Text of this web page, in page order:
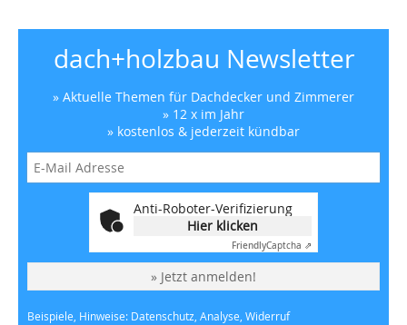
dach+holzbau Newsletter
» Aktuelle Themen für Dachdecker und Zimmerer
» 12 x im Jahr
» kostenlos & jederzeit kündbar
Anti-Roboter-Verifizierung
Hier klicken
FriendlyCaptcha ⇗
» Jetzt anmelden!
Beispiele, Hinweise: Datenschutz, Analyse, Widerruf